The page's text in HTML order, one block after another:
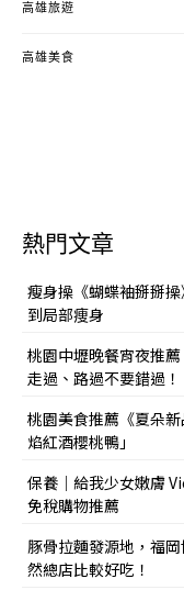
高雄旅遊
高雄美食
熱門文章
瘦身操《蝴蝶袖掰掰
到局部痩身
桃園中壢晚餐宵夜推
走過、路過不要錯過！
桃園美食推薦《夏朵
焰紅酒櫻桃鴨」
保養｜給我少女嫩膚
免稅購物推薦
豚骨拉麵發源地，福
然總店比較好吃！